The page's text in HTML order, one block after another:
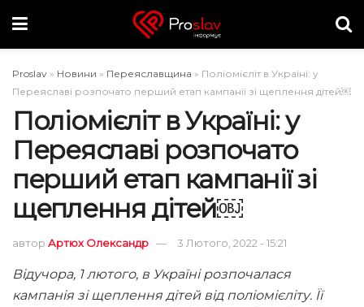
Proslav » Новини » Переяславщина » Поліомієліт в Україні: у
Переяславі розпочато перший етап кампанії зі щеплення дітей￼
Поліомієліт в Україні: у
Переяславі розпочато
перший етап кампанії зі
щеплення дітей￼
автор Артюх Олександр 3 Лютого, 2022 - 15:21
Відучора, 1 лютого, в Україні розпочалася
кампанія зі щеплення дітей від поліомієліту. Її